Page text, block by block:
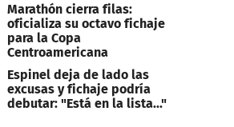
Marathón cierra filas:
oficializa su octavo fichaje
para la Copa
Centroamericana
Espinel deja de lado las
excusas y fichaje podría
debutar: "Está en la lista..."